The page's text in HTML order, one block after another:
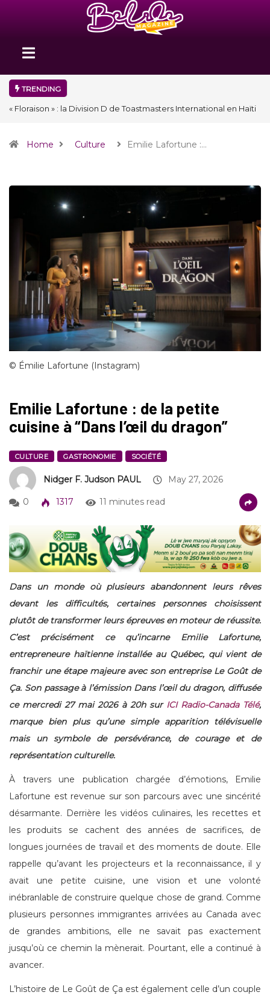
TRENDING
« Floraison » : la Division D de Toastmasters International en Haïti
Home Culture Emilie Lafortune :…
© Émilie Lafortune (Instagram)
Emilie Lafortune : de la petite
cuisine à “Dans l’œil du dragon”
CULTURE GASTRONOMIE SOCIÉTÉ
Nidger F. Judson PAUL May 27, 2026
0 1317 11 minutes read
Dans un monde où plusieurs abandonnent leurs rêves
devant les difficultés, certaines personnes choisissent
plutôt de transformer leurs épreuves en moteur de réussite.
C’est précisément ce qu’incarne Emilie Lafortune,
entrepreneure haïtienne installée au Québec, qui vient de
franchir une étape majeure avec son entreprise Le Goût de
Ça. Son passage à l’émission Dans l’œil du dragon, diffusée
ce mercredi 27 mai 2026 à 20h sur ICI Radio-Canada Télé,
marque bien plus qu’une simple apparition télévisuelle
mais un symbole de persévérance, de courage et de
représentation culturelle.
À travers une publication chargée d’émotions, Emilie
Lafortune est revenue sur son parcours avec une sincérité
désarmante. Derrière les vidéos culinaires, les recettes et
les produits se cachent des années de sacrifices, de
longues journées de travail et des moments de doute. Elle
rappelle qu’avant les projecteurs et la reconnaissance, il y
avait une petite cuisine, une vision et une volonté
inébranlable de construire quelque chose de grand. Comme
plusieurs personnes immigrantes arrivées au Canada avec
de grandes ambitions, elle ne savait pas exactement
jusqu’où ce chemin la mènerait. Pourtant, elle a continué à
avancer.
L’histoire de Le Goût de Ça est également celle d’un couple